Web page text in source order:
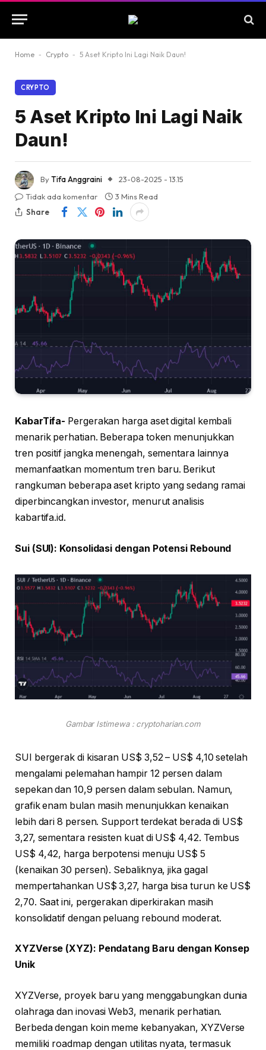
Home - Crypto - 5 Aset Kripto Ini Lagi Naik Daun!
CRYPTO
5 Aset Kripto Ini Lagi Naik
Daun!
ByTifa Anggraini
23-08-2025 - 13.15
Tidak ada komentar
3 Mins Read
Share
KabarTifa- Pergerakan harga aset digital kembali
menarik perhatian. Beberapa token menunjukkan
tren positif jangka menengah, sementara lainnya
memanfaatkan momentum tren baru. Berikut
rangkuman beberapa aset kripto yang sedang ramai
diperbincangkan investor, menurut analisis
kabartifa.id.
Sui (SUI): Konsolidasi dengan Potensi Rebound
Gambar Istimewa : cryptoharian.com
SUI bergerak di kisaran US$ 3,52 – US$ 4,10 setelah
mengalami pelemahan hampir 12 persen dalam
sepekan dan 10,9 persen dalam sebulan. Namun,
grafik enam bulan masih menunjukkan kenaikan
lebih dari 8 persen. Support terdekat berada di US$
3,27, sementara resisten kuat di US$ 4,42. Tembus
US$ 4,42, harga berpotensi menuju US$ 5
(kenaikan 30 persen). Sebaliknya, jika gagal
mempertahankan US$ 3,27, harga bisa turun ke US$
2,70. Saat ini, pergerakan diperkirakan masih
konsolidatif dengan peluang rebound moderat.
XYZVerse (XYZ): Pendatang Baru dengan Konsep
Unik
XYZVerse, proyek baru yang menggabungkan dunia
olahraga dan inovasi Web3, menarik perhatian.
Berbeda dengan koin meme kebanyakan, XYZVerse
memiliki roadmap dengan utilitas nyata, termasuk